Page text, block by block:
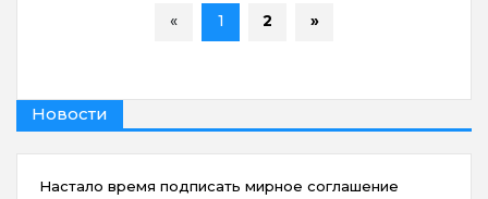
« 1 2 »
Новости
Настало время подписать мирное соглашение